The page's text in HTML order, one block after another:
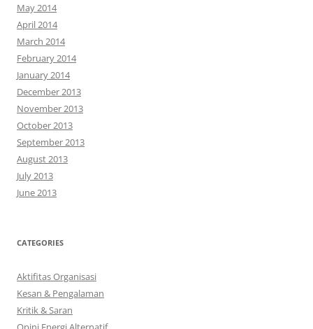
May 2014
April 2014
March 2014
February 2014
January 2014
December 2013
November 2013
October 2013
September 2013
August 2013
July 2013
June 2013
CATEGORIES
Aktifitas Organisasi
Kesan & Pengalaman
Kritik & Saran